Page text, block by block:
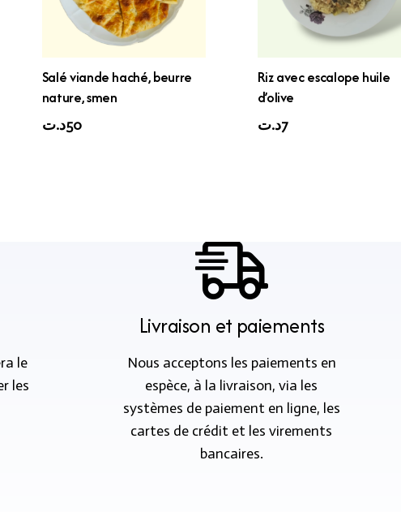
Salé viande haché, beurre
nature, smen
50د.ت
Riz avec escalope huile
d’olive
7د.ت
le
les
Livraison et paiements
Nous acceptons les paiements en
espèce, à la livraison, via les
systèmes de paiement en ligne, les
cartes de crédit et les virements
bancaires.